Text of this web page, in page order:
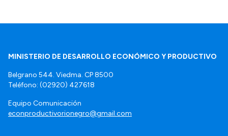
MINISTERIO DE DESARROLLO ECONÓMICO Y PRODUCTIVO
Belgrano 544. Viedma. CP 8500
Teléfono: (02920) 427618
Equipo Comunicación
econproductivorionegro@gmail.com